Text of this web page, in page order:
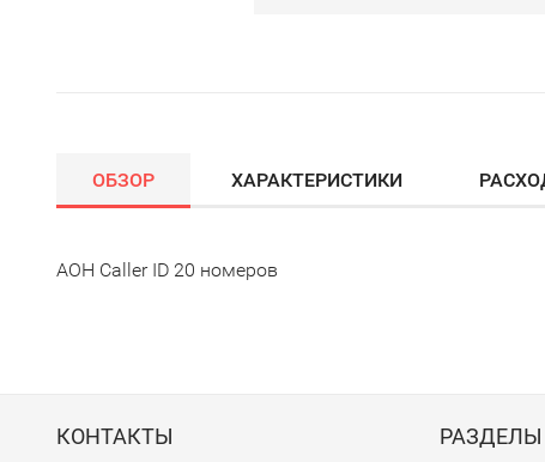
ОБЗОР ХАРАКТЕРИСТИКИ
АОН Caller ID 20 номеров
КОНТАКТЫ РАЗДЕЛЫ